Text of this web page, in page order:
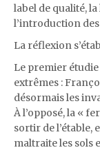
label de qualité,
l’introduction
La réflexion
Le premier
extrêmes :
désormais les
À l’opposé, la «
sortir de l’étable,
maltraite les sols